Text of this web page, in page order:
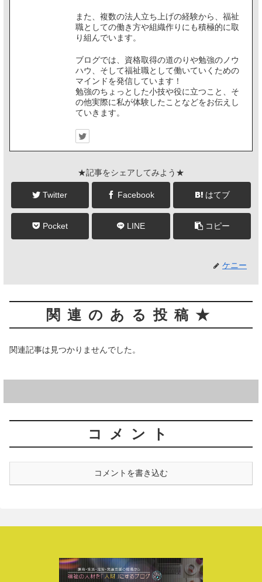
また、複数の法人立ち上げの経験から、福祉
職としての働き方や組織作りにも積極的に取
り組んでいます。
ブログでは、資格取得の道のりや勉強のノウ
ハウ、そして福祉職として働いていくための
マインドを発信しています！
勉強のちょっとした小技や役に立つこと、そ
の他実際に私が体験したことなどをお伝えし
ていきます。
★記事をシェアしてみよう★
Twitter Facebook はてブ
Pocket LINE コピー
ケニー
関連のある投稿★
関連記事は見つかりませんでした。
コメント
コメントを書き込む